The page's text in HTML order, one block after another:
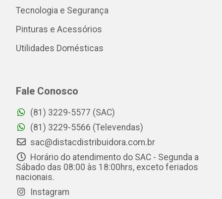
Tecnologia e Segurança
Pinturas e Acessórios
Utilidades Domésticas
Fale Conosco
(81) 3229-5577 (SAC)
(81) 3229-5566 (Televendas)
sac@distacdistribuidora.com.br
Horário do atendimento do SAC - Segunda a
Sábado das 08:00 às 18:00hrs, exceto feriados
nacionais.
Instagram